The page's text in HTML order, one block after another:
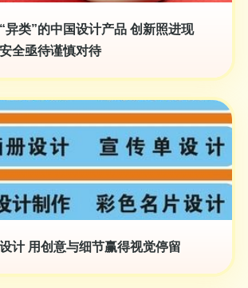
异类”的中国设计产品 创新照进现
全亟待谨慎对待
计 用创意与细节赢得视觉停留